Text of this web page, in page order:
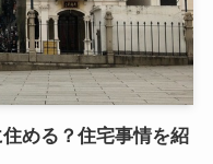
める？住宅事情を紹